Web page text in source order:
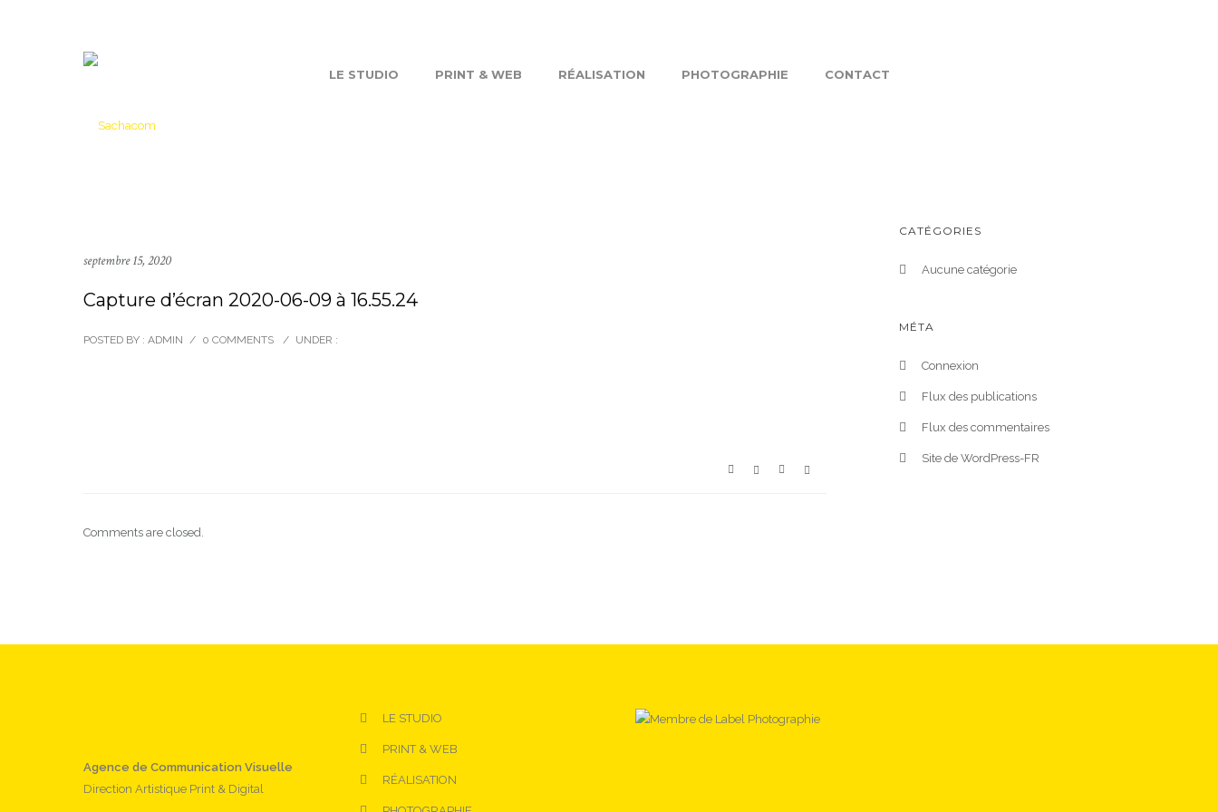
LE STUDIO PRINT & WEB RÉALISATION PHOTOGRAPHIE CONTACT
septembre 15, 2020
Capture d’écran 2020-06-09 à 16.55.24
POSTED BY : ADMIN / 0 COMMENTS / UNDER :
Comments are closed.
CATÉGORIES
Aucune catégorie
MÉTA
Connexion
Flux des publications
Flux des commentaires
Site de WordPress-FR
Agence de Communication Visuelle
Direction Artistique Print & Digital
LE STUDIO
PRINT & WEB
RÉALISATION